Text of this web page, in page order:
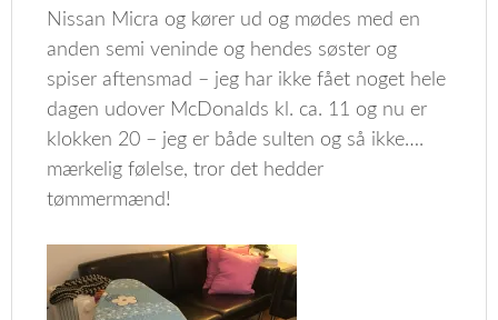
Nissan Micra og kører ud og mødes med en
anden semi veninde og hendes søster og
spiser aftensmad – jeg har ikke fået noget hele
dagen udover McDonalds kl. ca. 11 og nu er
klokken 20 – jeg er både sulten og så ikke….
mærkelig følelse, tror det hedder
tømmermænd!